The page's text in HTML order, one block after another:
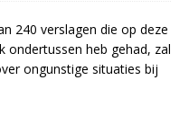
240 verslagen die op deze
ondertussen heb gehad, zal
ongunstige situaties bij